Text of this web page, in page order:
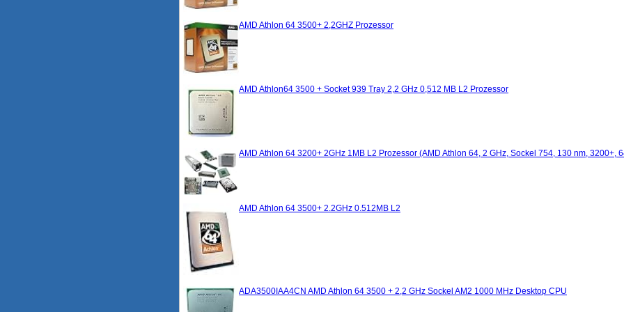
AMD Athlon 64 3500+ 2,2GHZ Prozessor
AMD Athlon64 3500 + Socket 939 Tray 2,2 GHz 0,512 MB L2 Prozessor
AMD Athlon 64 3200+ 2GHz 1MB L2 Prozessor (AMD Athlon 64, 2 GHz, Sockel 754, 130 nm, 3200+,
AMD Athlon 64 3500+ 2.2GHz 0.512MB L2
ADA3500IAA4CN AMD Athlon 64 3500 + 2,2 GHz Sockel AM2 1000 MHz Desktop CPU